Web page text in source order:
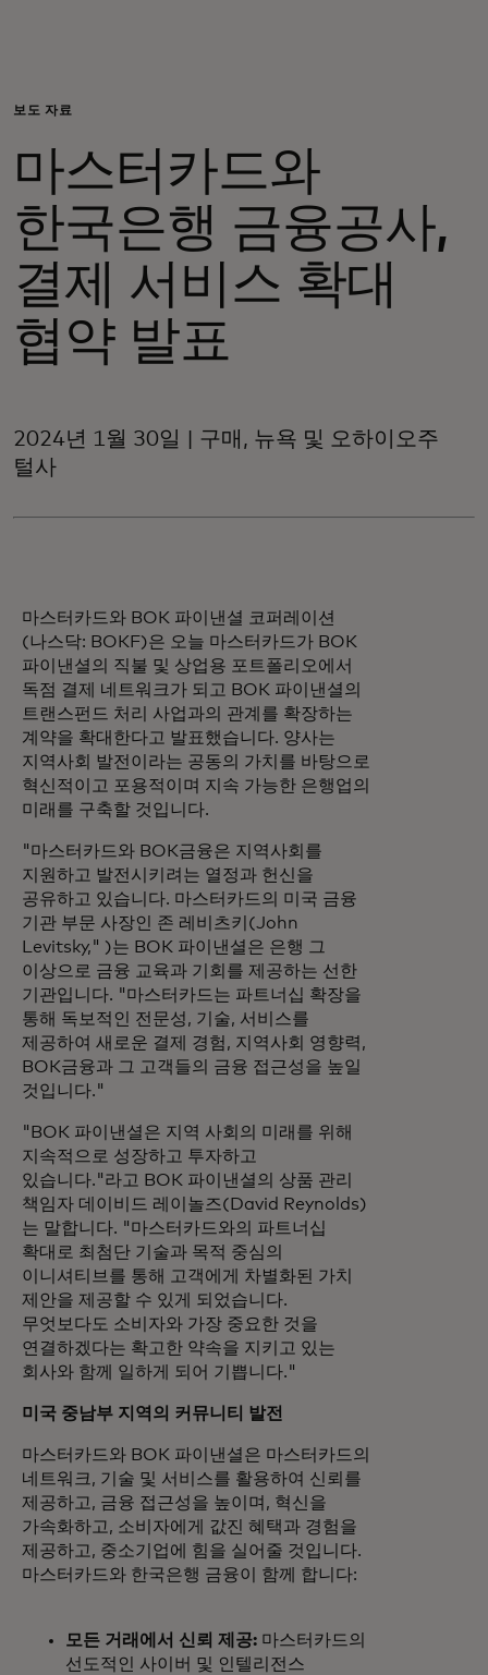
비즈니스 고객
모두를 위한 가치
이노베이터
뉴스 & 인사이트
보도 자료
마스터카드와
한국은행 금융공사,
결제 서비스 확대
협약 발표
2024년 1월 30일 | 구매, 뉴욕 및 오하이오주
털사
마스터카드와 BOK 파이낸셜 코퍼레이션
(나스닥: BOKF)은 오늘 마스터카드가 BOK
파이낸셜의 직불 및 상업용 포트폴리오에서
독점 결제 네트워크가 되고 BOK 파이낸셜의
트랜스펀드 처리 사업과의 관계를 확장하는
계약을 확대한다고 발표했습니다. 양사는
지역사회 발전이라는 공동의 가치를 바탕으로
혁신적이고 포용적이며 지속 가능한 은행업의
미래를 구축할 것입니다.
"마스터카드와 BOK금융은 지역사회를
지원하고 발전시키려는 열정과 헌신을
공유하고 있습니다. 마스터카드의 미국 금융
기관 부문 사장인 존 레비츠키(John
Levitsky," )는 BOK 파이낸셜은 은행 그
이상으로 금융 교육과 기회를 제공하는 선한
기관입니다. "마스터카드는 파트너십 확장을
통해 독보적인 전문성, 기술, 서비스를
제공하여 새로운 결제 경험, 지역사회 영향력,
BOK금융과 그 고객들의 금융 접근성을 높일
것입니다."
"BOK 파이낸셜은 지역 사회의 미래를 위해
지속적으로 성장하고 투자하고
있습니다."라고 BOK 파이낸셜의 상품 관리
책임자 데이비드 레이놀즈(David Reynolds)
는 말합니다. "마스터카드와의 파트너십
확대로 최첨단 기술과 목적 중심의
이니셔티브를 통해 고객에게 차별화된 가치
제안을 제공할 수 있게 되었습니다.
무엇보다도 소비자와 가장 중요한 것을
연결하겠다는 확고한 약속을 지키고 있는
회사와 함께 일하게 되어 기쁩니다."
미국 중남부 지역의 커뮤니티 발전
마스터카드와 BOK 파이낸셜은 마스터카드의
네트워크, 기술 및 서비스를 활용하여 신뢰를
제공하고, 금융 접근성을 높이며, 혁신을
가속화하고, 소비자에게 값진 혜택과 경험을
제공하고, 중소기업에 힘을 실어줄 것입니다.
마스터카드와 한국은행 금융이 함께 합니다:
모든 거래에서 신뢰 제공: 마스터카드의
선도적인 사이버 및 인텔리전스